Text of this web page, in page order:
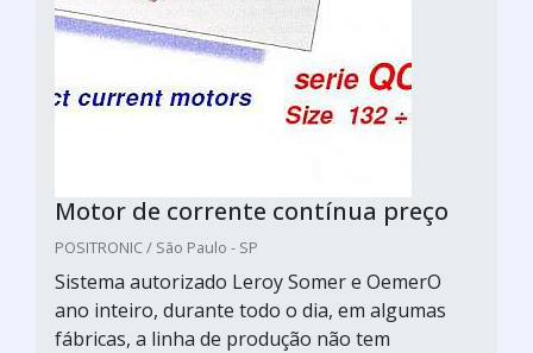
Motor de corrente contínua preço
POSITRONIC / São Paulo - SP
Sistema autorizado Leroy Somer e OemerO
ano inteiro, durante todo o dia, em algumas
fábricas, a linha de produção não tem